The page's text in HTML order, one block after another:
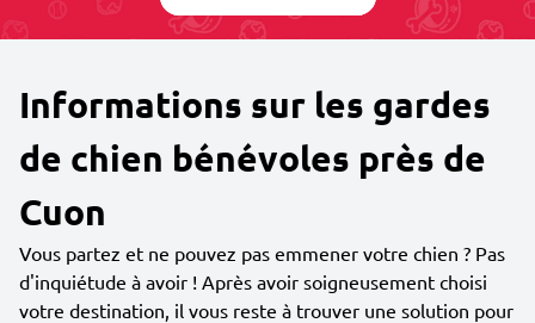
Informations sur les gardes
de chien bénévoles près de
Cuon
Vous partez et ne pouvez pas emmener votre chien ? Pas
d'inquiétude à avoir ! Après avoir soigneusement choisi
votre destination, il vous reste à trouver une solution pour